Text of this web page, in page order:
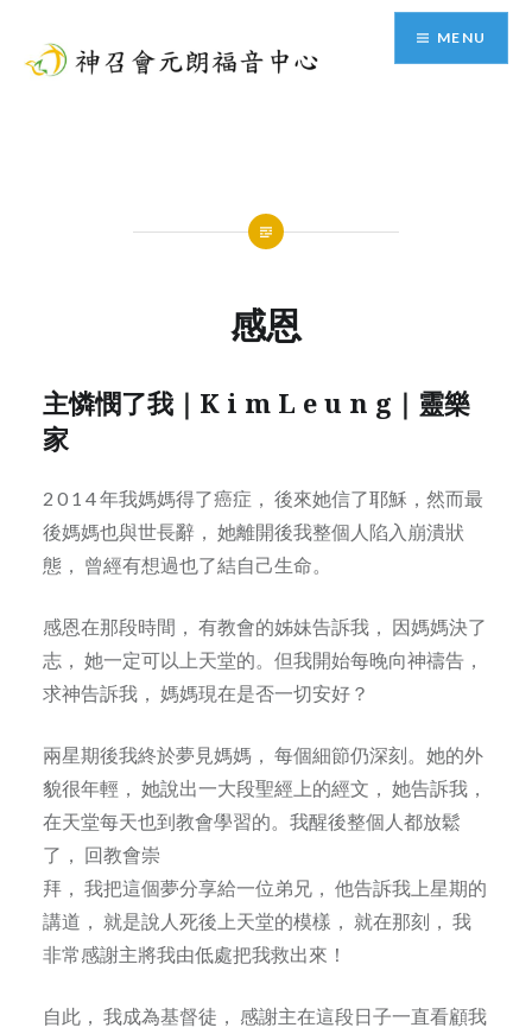
content
MENU
感恩
主憐憫了我｜K i m L e u n g｜靈樂
家
2 0 1 4 年我媽媽得了癌症， 後來她信了耶穌，然而最
後媽媽也與世長辭， 她離開後我整個人陷入崩潰狀
態， 曾經有想過也了結自己生命。
感恩在那段時間， 有教會的姊妹告訴我， 因媽媽決了
志， 她一定可以上天堂的。但我開始每晚向神禱告，
求神告訴我， 媽媽現在是否一切安好？
兩星期後我終於夢見媽媽， 每個細節仍深刻。她的外
貌很年輕， 她說出一大段聖經上的經文， 她告訴我，
在天堂每天也到教會學習的。我醒後整個人都放鬆
了， 回教會崇
拜， 我把這個夢分享給一位弟兄， 他告訴我上星期的
講道， 就是說人死後上天堂的模樣， 就在那刻， 我
非常感謝主將我由低處把我救出來！
自此， 我成為基督徒， 感謝主在這段日子一直看顧我